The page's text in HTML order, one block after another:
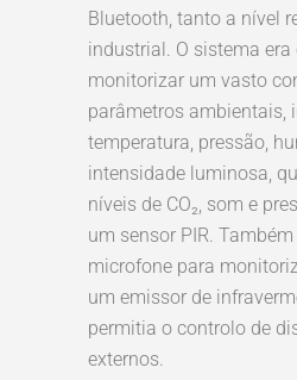
Bluetooth, tanto a nível
industrial. O sistema era
monitorizar um vasto
parâmetros ambientais,
temperatura, pressão,
intensidade luminosa,
níveis de CO₂, som e
um sensor PIR.
microfone para
um emissor de
permitia o controlo de
externos.